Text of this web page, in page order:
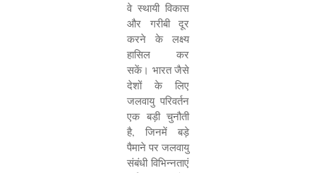
वे स्थायी विकास
और गरीबी दूर
करने के लक्ष्य
हासिल कर
सकें। भारत जैसे
देशों के लिए
जलवायु परिवर्तन
एक बड़ी चुनौती
है, जिनमें बड़े
पैमाने पर जलवायु
संबंधी विभिन्नताएं